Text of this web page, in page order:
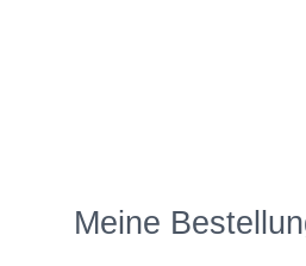
Meine